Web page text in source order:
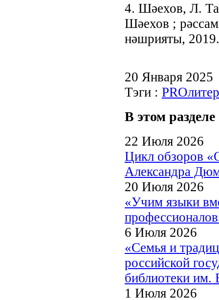
4. Шәехов, Л.
Шәехов ;
нәшрияты,
20 Января
Тэги :
В этом разделе
22 Июля 2026
Цикл обзоров
Александра
20 Июля 2026
«Учим языки
6 Июля 2026
«Семья и
российской
библиотеки им.
1 Июля 2026